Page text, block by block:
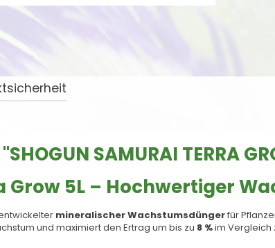
SAMURAI TERRA
Grow 5L – Hochwertiger
mineralischer Wachstumsdüngerfür
und maximiert den Ertrag um bis zu 8 %im Vergleich